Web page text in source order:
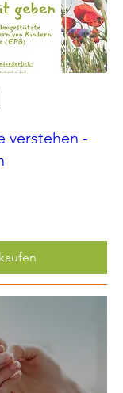
verstehen -